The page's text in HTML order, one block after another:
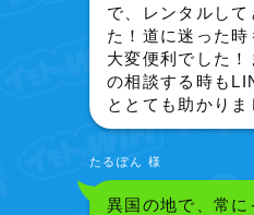
で、レンタルして
た！道に迷った時
大変便利でした
の相談する時も
ととても助かりま
たるぽん 様
異国の地で、常